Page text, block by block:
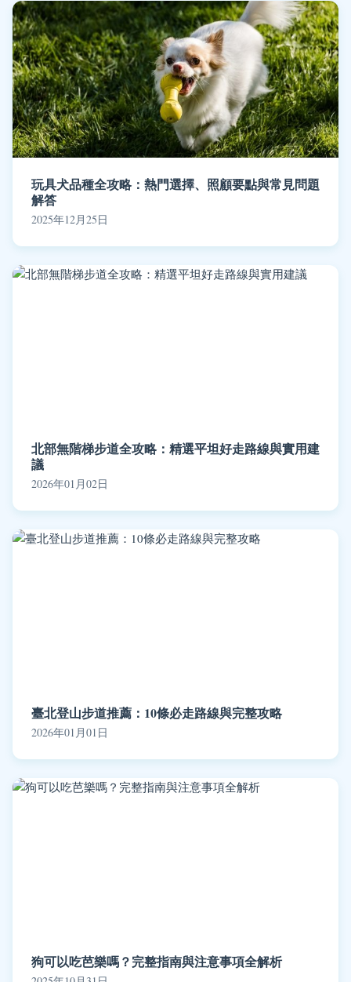
玩具犬品種全攻略：熱門選擇、照顧要點與常見問題
解答
2025年12月25日
北部無階梯步道全攻略：精選平坦好走路線與實用建
議
2026年01月02日
臺北登山步道推薦：10條必走路線與完整攻略
2026年01月01日
狗可以吃芭樂嗎？完整指南與注意事項全解析